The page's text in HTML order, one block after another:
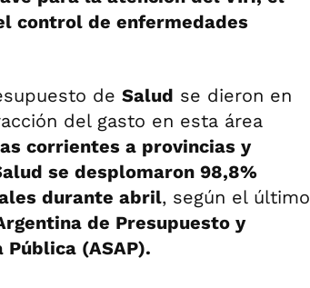
control de enfermedades
de Salud se dieron en
del gasto en esta área
corrientes a provincias y
se desplomaron 98,8%
durante abril, según el último
de Presupuesto y
(ASAP).